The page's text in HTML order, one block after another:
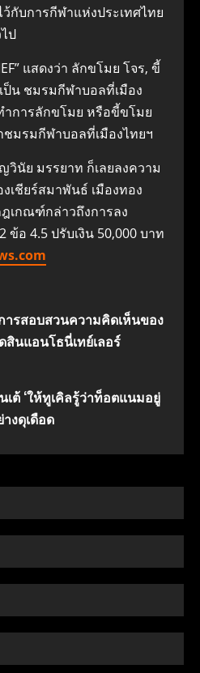
กับการกีฬาแห่งประเทศไทย
ป
แสดงว่า ลักขโมย โจร, ขี้
น ชมรมกีฬาบอลที่เมือง
ำการลักขโมย หรือขี้ขโมย
มรมกีฬาบอลที่เมืองไทยฯ
นัย มรรยาท ก็เลยลงความ
ชียร์สมาพันธ์ เมืองทอง
เกณฑ์กล่าวถึงการลง
อ 4.5 ปรับเงิน 50,000 บาท
ารสอบสวนความคิดเห็นของ
นแอนโธนี่เทย์เลอร์
เต้ ‘ให้ทูเคิลรู้ว่าท็อตแนมอยู่
งดุเดือด